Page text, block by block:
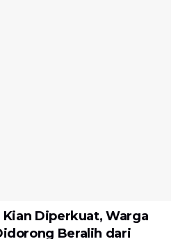
Diperkuat, Warga
Beralih dari